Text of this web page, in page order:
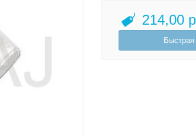
214,00
Быстрая